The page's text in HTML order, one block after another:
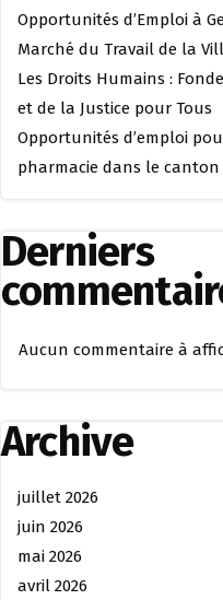
Opportunités d’Emploi à
Marché du Travail de la
Les Droits Humains :
et de la Justice pour Tous
Opportunités d’emploi
pharmacie dans le canton
Derniers
Aucun commentaire à
Archive
juillet 2026
juin 2026
mai 2026
avril 2026